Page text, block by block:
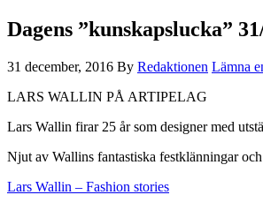
Dagens ”kunskapslucka”
31 december, 2016 By Redaktionen Lämna
LARS WALLIN PÅ ARTIPELAG
Lars Wallin firar 25 år som designer med
Njut av Wallins fantastiska festklänningar
Lars Wallin – Fashion stories